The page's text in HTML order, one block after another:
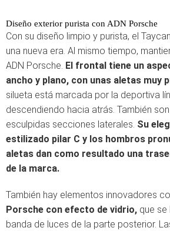
Diseño exterior purista con ADN Porsche
Con su diseño limpio y purista, el
una nueva era. Al mismo tiempo,
ADN Porsche. El frontal tiene un
ancho y plano, con unas aletas muy
silueta está marcada por la deportiva
descendiendo hacia atrás. También
esculpidas secciones laterales. Su
estilizado pilar C y los hombros
aletas dan como resultado una
de la marca.
También hay elementos innovadores
Porsche con efecto de vidrio, que se
banda de luces de la parte posterior.